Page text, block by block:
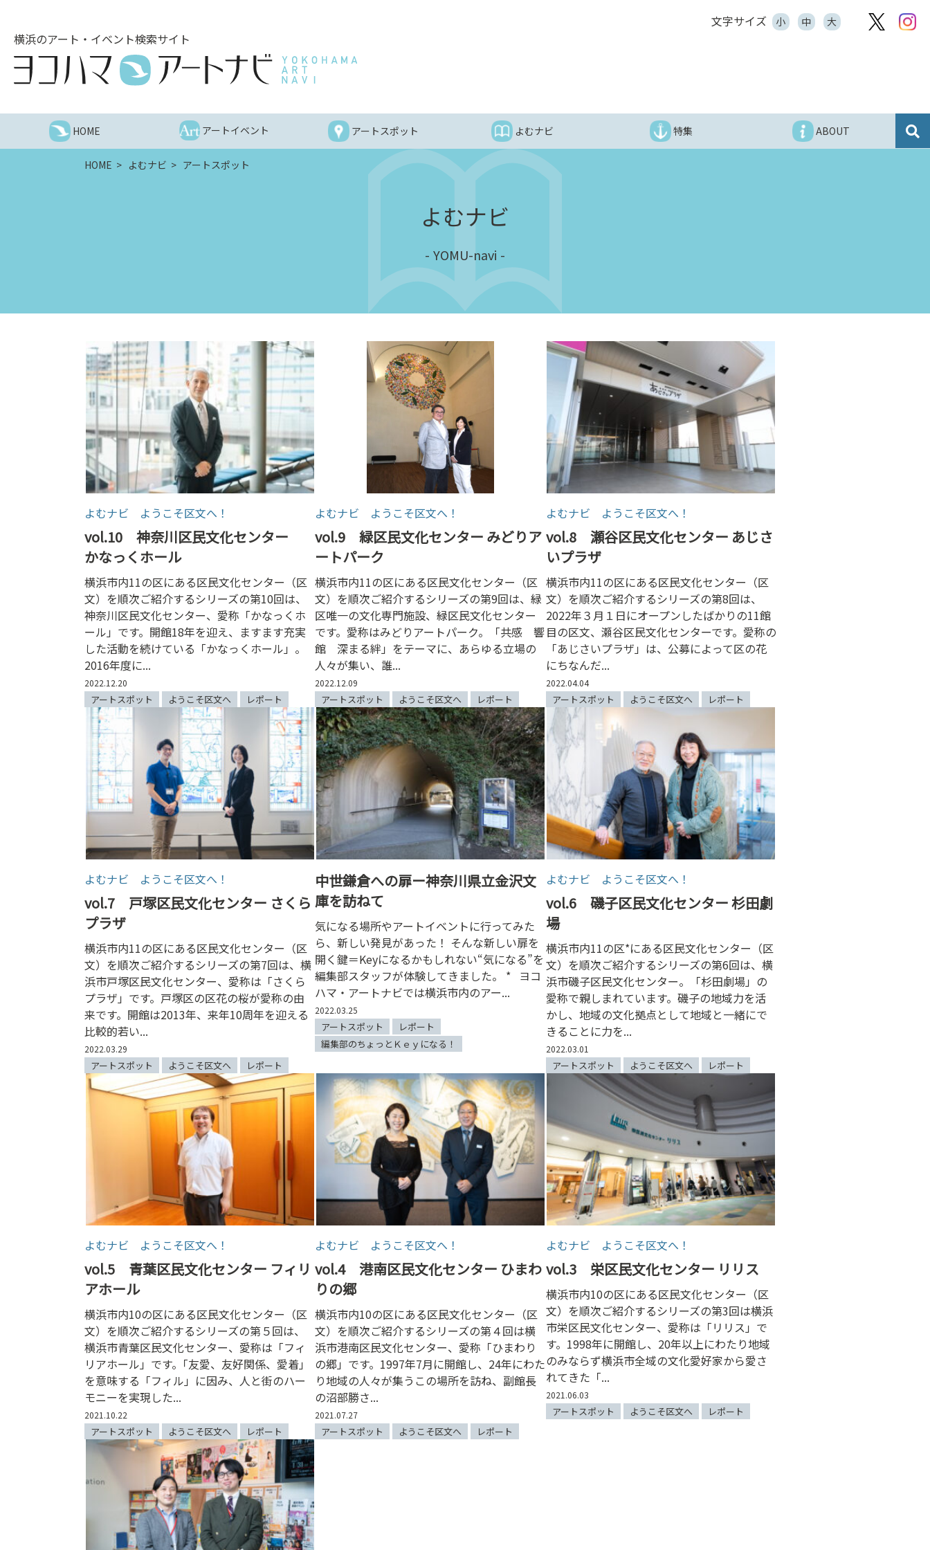
文字サイズ 小 中 大
横浜のアート・イベント検索サイト
HOME アートイベント アートスポット よむナビ 特集 ABOUT
HOME よむナビ アートスポット
よむナビ
YOMU-navi
よむナビ ようこそ区文へ！
vol.10 神奈川区民文化センター
かなっくホール
横浜市内11の区にある区民文化センター（区
文）を順次ご紹介するシリーズの第10回は、
神奈川区民文化センター、愛称「かなっくホ
ール」です。開館18年を迎え、ますます充実
した活動を続けている「かなっくホール」。
2016年度に...
2022.12.20
アートスポット ようこそ区文へ レポート
よむナビ ようこそ区文へ！
vol.9 緑区民文化センター みどりア
ートパーク
横浜市内11の区にある区民文化センター（区
文）を順次ご紹介するシリーズの第9回は、緑
区唯一の文化専門施設、緑区民文化センター
です。愛称はみどりアートパーク。「共感 響
館 深まる絆」をテーマに、あらゆる立場の
人々が集い、誰...
2022.12.09
アートスポット ようこそ区文へ レポート
よむナビ ようこそ区文へ！
vol.8 瀬谷区民文化センター あじさ
いプラザ
横浜市内11の区にある区民文化センター（区
文）を順次ご紹介するシリーズの第8回は、
2022年３月１日にオープンしたばかりの11館
目の区文、瀬谷区民文化センターです。愛称の
「あじさいプラザ」は、公募によって区の花
にちなんだ...
2022.04.04
アートスポット ようこそ区文へ レポート
よむナビ ようこそ区文へ！
vol.7 戸塚区民文化センター さくら
プラザ
横浜市内11の区にある区民文化センター（区
文）を順次ご紹介するシリーズの第7回は、横
浜市戸塚区民文化センター、愛称は「さくら
プラザ」です。戸塚区の区花の桜が愛称の由
来です。開館は2013年、来年10周年を迎える
比較的若い...
2022.03.29
アートスポット ようこそ区文へ レポート
中世鎌倉への扉ー神奈川県立金沢文
庫を訪ねて
気になる場所やアートイベントに行ってみた
ら、新しい発見があった！ そんな新しい扉を
開く鍵＝Keyになるかもしれない“気になる”を
編集部スタッフが体験してきました。 * ヨコ
ハマ・アートナビでは横浜市内のアー...
2022.03.25
アートスポット
レポート
編集部のちょっとＫｅｙになる！
よむナビ ようこそ区文へ！
vol.6 磯子区民文化センター 杉田劇
場
横浜市内11の区*にある区民文化センター（区
文）を順次ご紹介するシリーズの第6回は、横
浜市磯子区民文化センター。「杉田劇場」の
愛称で親しまれています。磯子の地域力を活
かし、地域の文化拠点として地域と一緒にで
きることに力を...
2022.03.01
アートスポット ようこそ区文へ レポート
よむナビ ようこそ区文へ！
vol.5 青葉区民文化センター フィリ
アホール
横浜市内10の区にある区民文化センター（区
文）を順次ご紹介するシリーズの第５回は、
横浜市青葉区民文化センター、愛称は「フィ
リアホール」です。｢友愛、友好関係、愛着｣
を意味する「フィル」に因み、人と街のハー
モニーを実現した...
2021.10.22
アートスポット ようこそ区文へ レポート
よむナビ ようこそ区文へ！
vol.4 港南区民文化センター ひまわ
りの郷
横浜市内10の区にある区民文化センター（区
文）を順次ご紹介するシリーズの第４回は横
浜市港南区民文化センター、愛称「ひまわり
の郷」です。1997年7月に開館し、24年にわた
り地域の人々が集うこの場所を訪ね、副館長
の沼部勝さ...
2021.07.27
アートスポット ようこそ区文へ レポート
よむナビ ようこそ区文へ！
vol.3 栄区民文化センター リリス
横浜市内10の区にある区民文化センター（区
文）を順次ご紹介するシリーズの第3回は横浜
市栄区民文化センター、愛称は「リリス」で
す。1998年に開館し、20年以上にわたり地域
のみならず横浜市全域の文化愛好家から愛さ
れてきた「...
2021.06.03
アートスポット ようこそ区文へ レポート